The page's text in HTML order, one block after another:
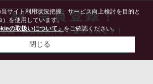
サイト利用状況把握、サービス向上検討を目的と
）を使用しています。
の取扱いについて」をご確認ください。
閉じる